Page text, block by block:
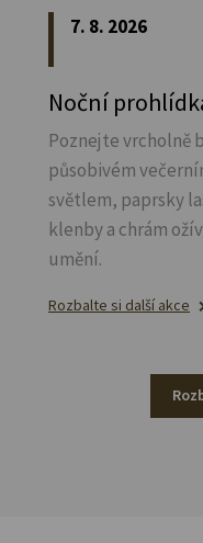
7. 8. 2026
Noční
Poznejte vrcholně
působivém
světlem, paprsky
klenby a chrám
umění.
Rozbalte si další akce